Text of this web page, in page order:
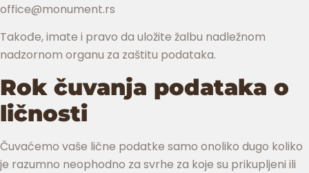
office@monument.rs
Takođe, imate i pravo da uložite žalbu nadležnom
nadzornom organu za zaštitu podataka.
Rok čuvanja podataka o
ličnosti
Čuvaćemo vaše lične podatke samo onoliko dugo koliko
je razumno neophodno za svrhe za koje su prikupljeni ili